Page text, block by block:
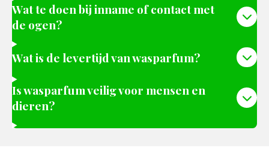
Wat te doen bij inname of contact met
de ogen?
Wat is de levertijd van wasparfum?
Is wasparfum veilig voor mensen en
dieren?